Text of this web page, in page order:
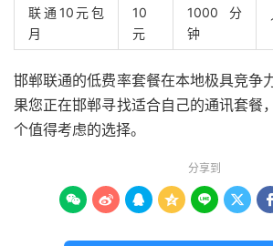
联通10元包
月
10
元
1000分
钟
邯郸联通的低费率套餐在本地极具竞争
果您正在邯郸寻找适合自己的通讯套餐
个值得考虑的选择。
分享到
      